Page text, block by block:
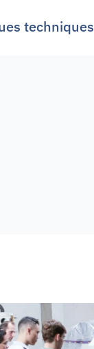
techniques